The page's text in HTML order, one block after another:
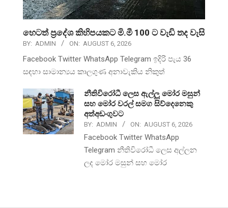
හෙටත් ප්‍රදේශ කිහිපයකට මි.මී 100 ට වැඩි තද වැසි
BY: ADMIN ON: AUGUST 6, 2026
Facebook Twitter WhatsApp Telegram ඉදිරි පැය 36
සඳහා සාමාන්‍යය කාලගුණ අනාවැකිය නිකුත්
නීතිවිරෝධී ලෙස ඇල්ලූ මෝර මසුන්
සහ මෝර වරල් සමග සිව්දෙනෙකු
අත්අඩංගුවට
BY: ADMIN ON: AUGUST 6, 2026
Facebook Twitter WhatsApp
Telegram නීතිවිරෝධී ලෙස අල්ලන
ලද මෝර මසුන් සහ මෝර